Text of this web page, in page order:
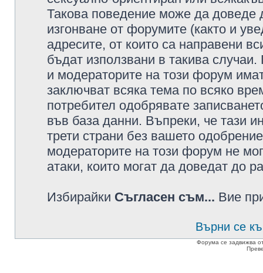
Такова поведение може да доведе
изгонване от форумите (както и
адресите, от които са направени
бъдат използвани в такива
и модераторите на този форум
заключват всяка тема по всяко
потребител одобрявате
във база данни. Въпреки, че тази
трети страни без вашето
модераторите на този форум не
атаки, които могат да доведат до
Избирайки Съгласен съм... Вие
Върни се
Форума се задвижва